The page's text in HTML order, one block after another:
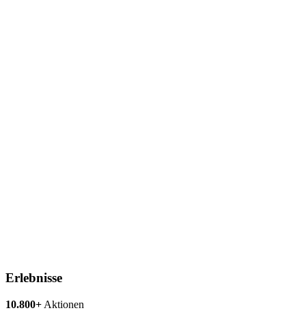
Erlebnisse
10.800+ Aktionen